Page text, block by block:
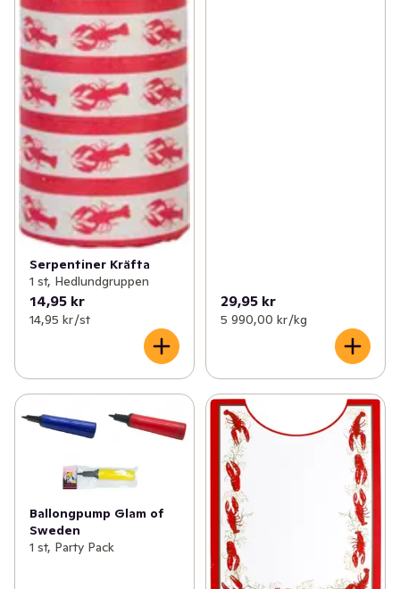
Serpentiner Kräfta
1 st, Hedlundgruppen
14,95 kr
14,95 kr /st
29,95 kr
5 990,00 kr /kg
Ballongpump Glam of
Sweden
1 st, Party Pack